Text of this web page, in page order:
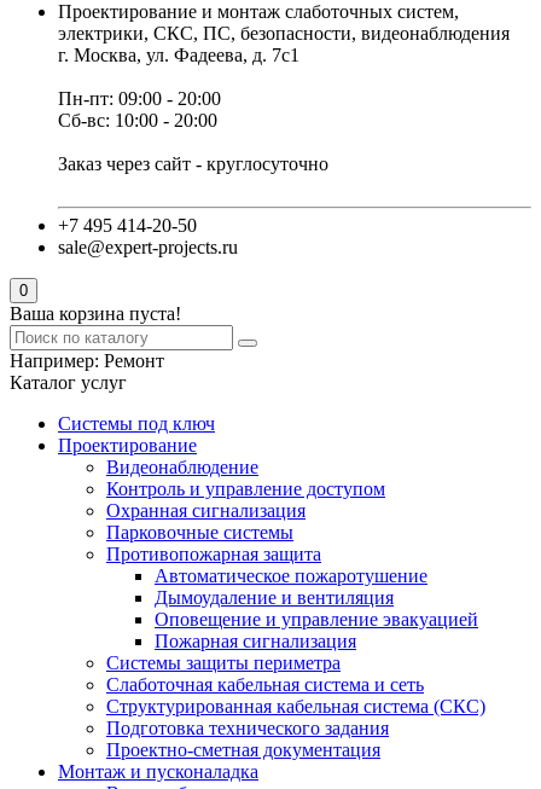
Проектирование и монтаж слаботочных систем,
электрики, СКС, ПС, безопасности, видеонаблюдения
г. Москва, ул. Фадеева, д. 7с1
Пн-пт: 09:00 - 20:00
Сб-вс: 10:00 - 20:00
Заказ через сайт - круглосуточно
+7 495 414-20-50
sale@expert-projects.ru
0
Ваша корзина пуста!
Например: Ремонт
Каталог услуг
Системы под ключ
Проектирование
Видеонаблюдение
Контроль и управление доступом
Охранная сигнализация
Парковочные системы
Противопожарная защита
Автоматическое пожаротушение
Дымоудаление и вентиляция
Оповещение и управление эвакуацией
Пожарная сигнализация
Системы защиты периметра
Слаботочная кабельная система и сеть
Структурированная кабельная система (СКС)
Подготовка технического задания
Проектно-сметная документация
Монтаж и пусконаладка